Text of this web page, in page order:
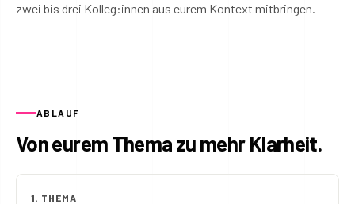
zwei bis drei Kolleg:innen aus eurem Kontext mitbringen.
ABLAUF
Von eurem Thema zu mehr Klarheit.
1. THEMA